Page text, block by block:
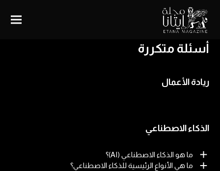
أسئلة متكررة
ريادة الأعمال
الذكاء الاصطناعي
ما هو الذكاء الاصطناعي (AI)؟
ما هي الأنواع الرئيسية للذكاء الاصطناعي؟